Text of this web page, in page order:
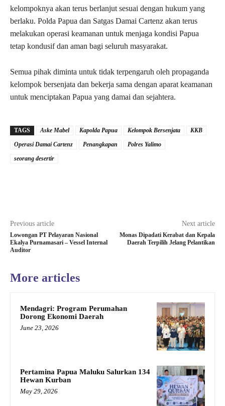
kelompoknya akan terus berlanjut sesuai dengan hukum yang
berlaku. Polda Papua dan Satgas Damai Cartenz akan terus
melakukan operasi keamanan untuk menjaga kondisi Papua
tetap kondusif dan aman bagi seluruh masyarakat.
Semua pihak diminta untuk tidak terpengaruh oleh propaganda
kelompok bersenjata dan bekerja sama dengan aparat keamanan
untuk menciptakan Papua yang damai dan sejahtera.
TAGS Aske Mabel Kapolda Papua Kelompok Bersenjata
KKB
Operasi Damai Cartenz
Penangkapan
Polres Yalimo
seorang desertir
Previous article
Lowongan PT Pelayaran Nasional
Ekalya Purnamasari – Vessel Internal
Auditor
Next article
Monas Dipadati Kerabat dan Kepala
Daerah Terpilih Jelang Pelantikan
More articles
Mendagri: Program Perumahan
Dorong Ekonomi Daerah
June 23, 2026
Pertamina Papua Maluku Salurkan 134
Hewan Kurban
May 29, 2026